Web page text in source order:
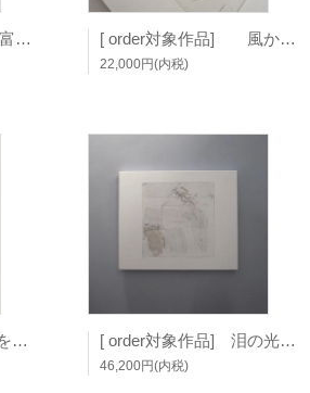
遠くの音をきく / 富田惠子 [ order対象作品] 風からの合図 (板額) / 富田惠子
22,000円(内税)
[ order対象作品] 夜空をわたる足音 (板額) / 富田惠子 [ order対象作品] 泪の光をみる (板額) / 富田惠子
46,200円(内税)